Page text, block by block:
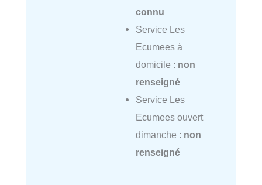
connu
Service Les
Ecumees à
domicile : non
renseigné
Service Les
Ecumees ouvert
dimanche : non
renseigné